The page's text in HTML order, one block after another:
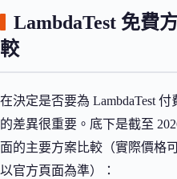
LambdaTest 免費
較
在決定是否要為 LambdaTest
的差異很重要。底下是截至
面的主要方案比較（實際價格
以官方頁面為準）：